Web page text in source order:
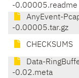
-0.00005.readme
AnyEvent-
-0.00005.tar.gz
CHECKSUMS
Data-
-0.02.meta